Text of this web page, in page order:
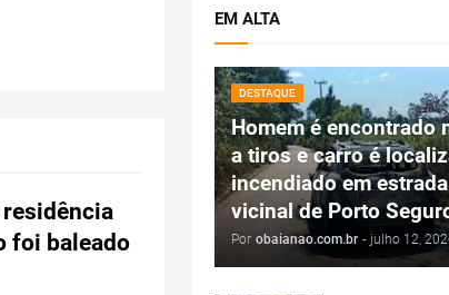
foi baleado
EM ALTA
DESTAQUE
Homem é encontrado
a tiros e carro é
incendiado em estrada
vicinal de Porto
Por obaianao.com.br - julho 12,